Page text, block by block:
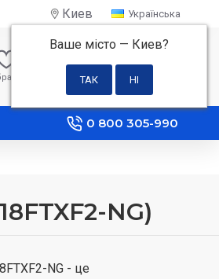
Киев
Ваше місто — Киев?
Українська
Порівняння
0 грн
0 800 305-990
NG)
NG - це